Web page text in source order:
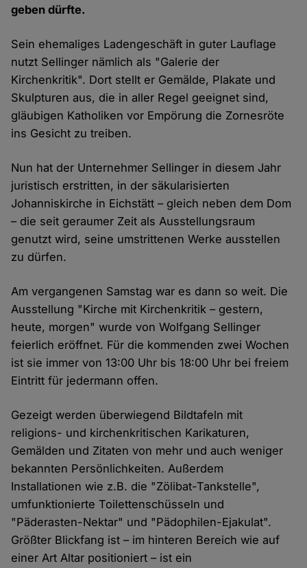
geben dürfte.
Sein ehemaliges Ladengeschäft in guter Lauflage
nutzt Sellinger nämlich als "Galerie der
Kirchenkritik". Dort stellt er Gemälde, Plakate und
Skulpturen aus, die in aller Regel geeignet sind,
gläubigen Katholiken vor Empörung die Zornesröte
ins Gesicht zu treiben.
Nun hat der Unternehmer Sellinger in diesem Jahr
juristisch erstritten, in der säkularisierten
Johanniskirche in Eichstätt – gleich neben dem Dom
– die seit geraumer Zeit als Ausstellungsraum
genutzt wird, seine umstrittenen Werke ausstellen
zu dürfen.
Am vergangenen Samstag war es dann so weit. Die
Ausstellung "Kirche mit Kirchenkritik – gestern,
heute, morgen" wurde von Wolfgang Sellinger
feierlich eröffnet. Für die kommenden zwei Wochen
ist sie immer von 13:00 Uhr bis 18:00 Uhr bei freiem
Eintritt für jedermann offen.
Gezeigt werden überwiegend Bildtafeln mit
religions- und kirchenkritischen Karikaturen,
Gemälden und Zitaten von mehr und auch weniger
bekannten Persönlichkeiten. Außerdem
Installationen wie z.B. die "Zölibat-Tankstelle",
umfunktionierte Toilettenschüsseln und
"Päderasten-Nektar" und "Pädophilen-Ejakulat".
Größter Blickfang ist – im hinteren Bereich wie auf
einer Art Altar positioniert – ist ein